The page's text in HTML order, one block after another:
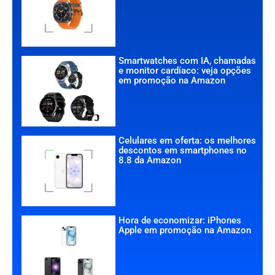
Smartwatches com IA, chamadas
e monitor cardíaco: veja opções
em promoção na Amazon
Celulares em oferta: os melhores
descontos em smartphones no
8.8 da Amazon
Hora de economizar: iPhones
Apple em promoção na Amazon